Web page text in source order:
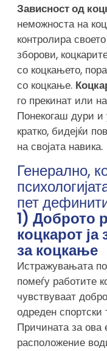
Зависност од
неможноста на
контролира
зборови,
со коцкањето,
со коцкање.
го прекинат или
Понекогаш дури и
кратко, бидејќи
на својата навика.
Генерално,
пет
1) Доброто
коцкарот
за коцкање
Истражувањата
помеѓу работите
чувствуваат
одреден
Причината за ова
расположение